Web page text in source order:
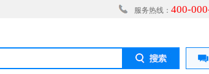
服务热线： 400-